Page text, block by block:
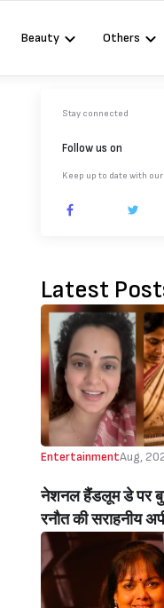
Beauty Others
Stay connected
Follow us on
Keep up to date with
Latest
EntertainmentAug,
नेशनल हैंडलूम डे पर
रनौत की सराहनीय
Ranaut’s
Regarding
Handloom Day)